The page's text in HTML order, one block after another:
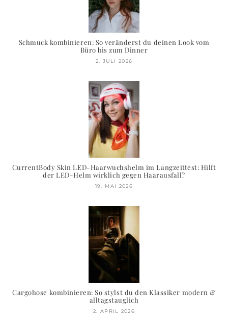
Schmuck kombinieren: So veränderst du deinen Look vom
Büro bis zum Dinner
2. JULI 2026
CurrentBody Skin LED-Haarwuchshelm im Langzeittest: Hilft
der LED-Helm wirklich gegen Haarausfall?
19. MAI 2026
Cargohose kombinieren: So stylst du den Klassiker modern &
alltagstauglich
2. APRIL 2026